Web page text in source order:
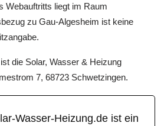
Webauftritts liegt im Raum
zu Gau-Algesheim ist keine
die Solar, Wasser & Heizung
7, 68723 Schwetzingen.
Wasser-Heizung.de ist ein